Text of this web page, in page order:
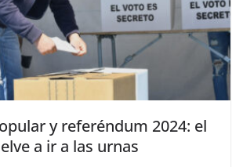
y referéndum 2024: el
a ir a las urnas